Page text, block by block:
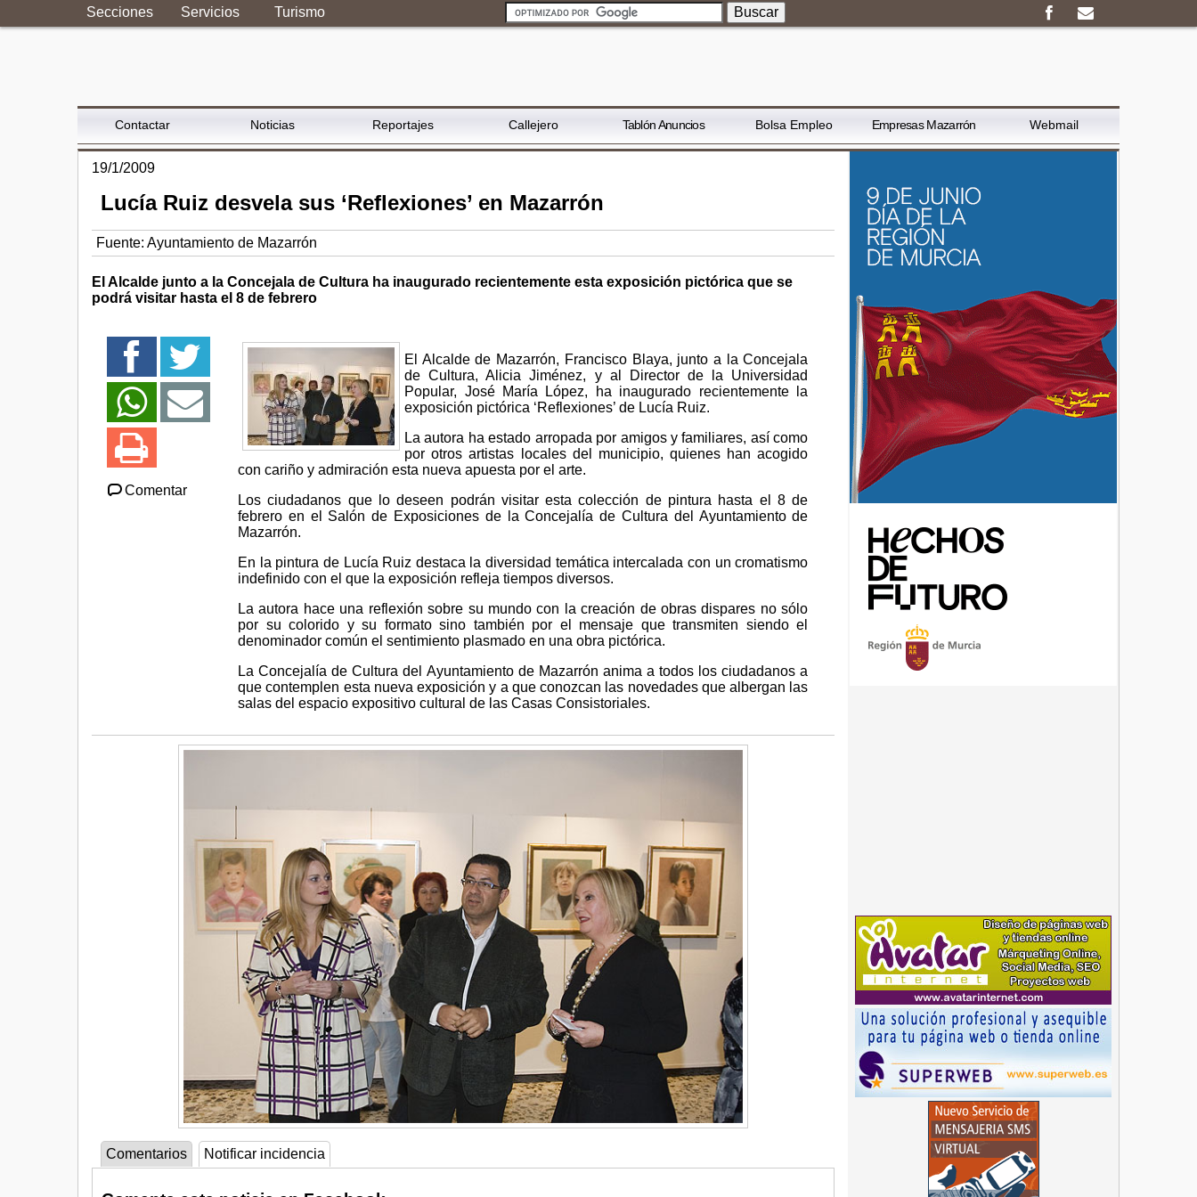
Secciones Servicios Turismo
Contactar Noticias Reportajes Callejero Tablón Anuncios Bolsa Empleo Empresas Mazarrón Webmail
19/1/2009
Lucía Ruiz desvela sus ‘Reflexiones’ en Mazarrón
Fuente: Ayuntamiento de Mazarrón
El Alcalde junto a la Concejala de Cultura ha inaugurado recientemente esta exposición pictórica que se
podrá visitar hasta el 8 de febrero
Comentar
El Alcalde de Mazarrón, Francisco Blaya, junto a la Concejala
de Cultura, Alicia Jiménez, y al Director de la Universidad
Popular, José María López, ha inaugurado recientemente la
exposición pictórica ‘Reflexiones’ de Lucía Ruiz.
La autora ha estado arropada por amigos y familiares, así como
por otros artistas locales del municipio, quienes han acogido
con cariño y admiración esta nueva apuesta por el arte.
Los ciudadanos que lo deseen podrán visitar esta colección de pintura hasta el 8 de
febrero en el Salón de Exposiciones de la Concejalía de Cultura del Ayuntamiento de
Mazarrón.
En la pintura de Lucía Ruiz destaca la diversidad temática intercalada con un cromatismo
indefinido con el que la exposición refleja tiempos diversos.
La autora hace una reflexión sobre su mundo con la creación de obras dispares no sólo
por su colorido y su formato sino también por el mensaje que transmiten siendo el
denominador común el sentimiento plasmado en una obra pictórica.
La Concejalía de Cultura del Ayuntamiento de Mazarrón anima a todos los ciudadanos a
que contemplen esta nueva exposición y a que conozcan las novedades que albergan las
salas del espacio expositivo cultural de las Casas Consistoriales.
Comentarios Notificar incidencia